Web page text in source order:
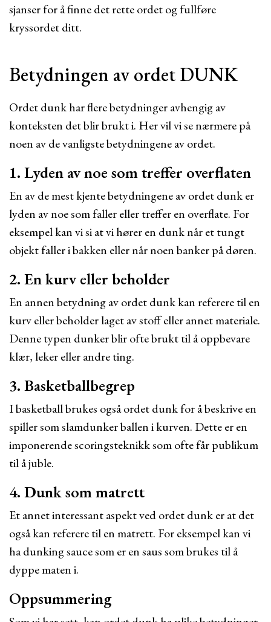
sjanser for å finne det rette ordet og fullføre
kryssordet ditt.
Betydningen av ordet DUNK
Ordet dunk har flere betydninger avhengig av
konteksten det blir brukt i. Her vil vi se nærmere på
noen av de vanligste betydningene av ordet.
1. Lyden av noe som treffer overflaten
En av de mest kjente betydningene av ordet dunk er
lyden av noe som faller eller treffer en overflate. For
eksempel kan vi si at vi hører en dunk når et tungt
objekt faller i bakken eller når noen banker på døren.
2. En kurv eller beholder
En annen betydning av ordet dunk kan referere til en
kurv eller beholder laget av stoff eller annet materiale.
Denne typen dunker blir ofte brukt til å oppbevare
klær, leker eller andre ting.
3. Basketballbegrep
I basketball brukes også ordet dunk for å beskrive en
spiller som slamdunker ballen i kurven. Dette er en
imponerende scoringsteknikk som ofte får publikum
til å juble.
4. Dunk som matrett
Et annet interessant aspekt ved ordet dunk er at det
også kan referere til en matrett. For eksempel kan vi
ha dunking sauce som er en saus som brukes til å
dyppe maten i.
Oppsummering